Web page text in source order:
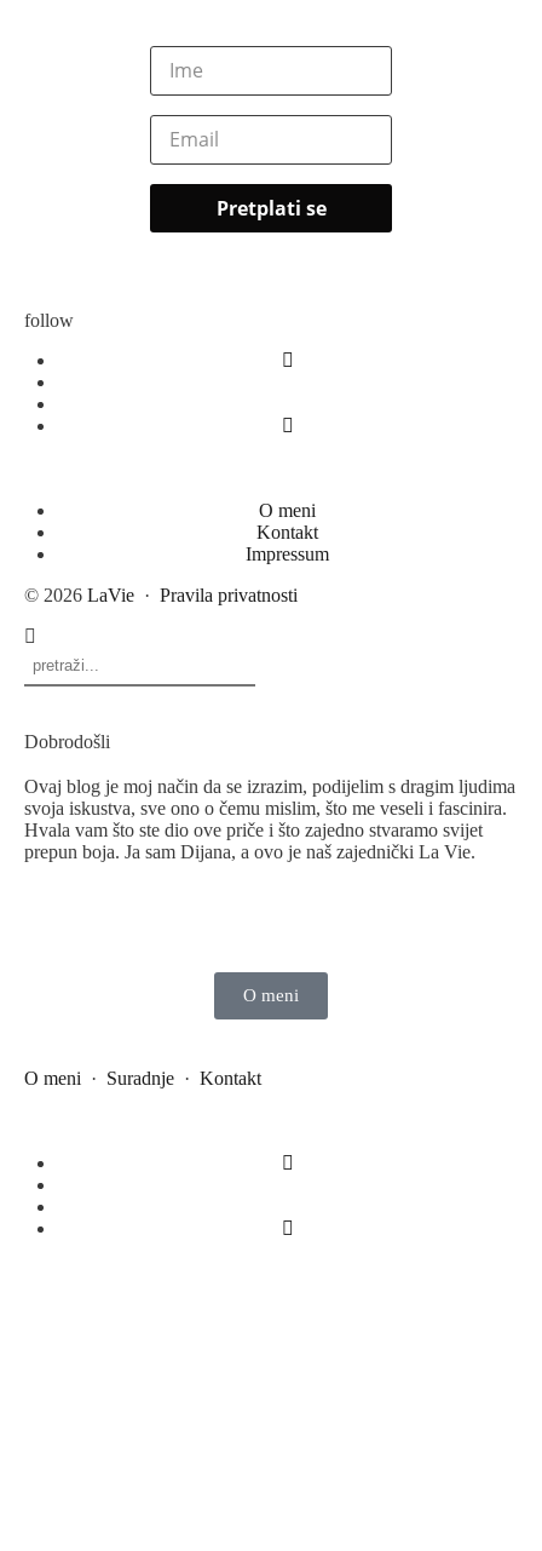
follow
O meni
Kontakt
Impressum
© 2026 LaVie · Pravila privatnosti
Dobrodošli
Ovaj blog je moj način da se izrazim, podijelim s dragim ljudima
svoja iskustva, sve ono o čemu mislim, što me veseli i fascinira.
Hvala vam što ste dio ove priče i što zajedno stvaramo svijet
prepun boja. Ja sam Dijana, a ovo je naš zajednički La Vie.
O meni
O meni · Suradnje · Kontakt